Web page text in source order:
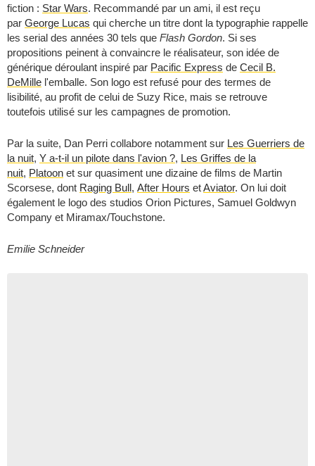
fiction : Star Wars. Recommandé par un ami, il est reçu
par George Lucas qui cherche un titre dont la typographie rappelle
les serial des années 30 tels que Flash Gordon. Si ses
propositions peinent à convaincre le réalisateur, son idée de
générique déroulant inspiré par Pacific Express de Cecil B.
DeMille l'emballe. Son logo est refusé pour des termes de
lisibilité, au profit de celui de Suzy Rice, mais se retrouve
toutefois utilisé sur les campagnes de promotion.
Par la suite, Dan Perri collabore notamment sur Les Guerriers de
la nuit, Y a-t-il un pilote dans l'avion ?, Les Griffes de la
nuit, Platoon et sur quasiment une dizaine de films de Martin
Scorsese, dont Raging Bull, After Hours etAviator. On lui doit
également le logo des studios Orion Pictures, Samuel Goldwyn
Company et Miramax/Touchstone.
Emilie Schneider